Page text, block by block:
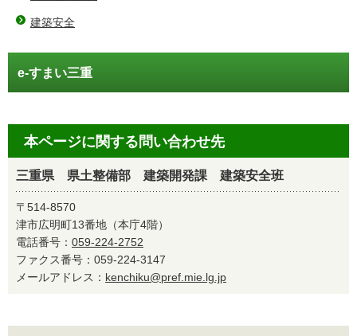
建築安全
e-すまい三重
本ページに関する問い合わせ先
三重県 県土整備部 建築開発課 建築安全班
〒514-8570
津市広明町13番地（本庁4階）
電話番号： 059-224-2752
ファクス番号：059-224-3147
メールアドレス： kenchiku@pref.mie.lg.jp